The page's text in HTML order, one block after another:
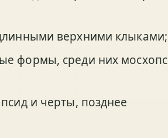
верхними клыками;
формы, среди них мосхопс
и черты, позднее